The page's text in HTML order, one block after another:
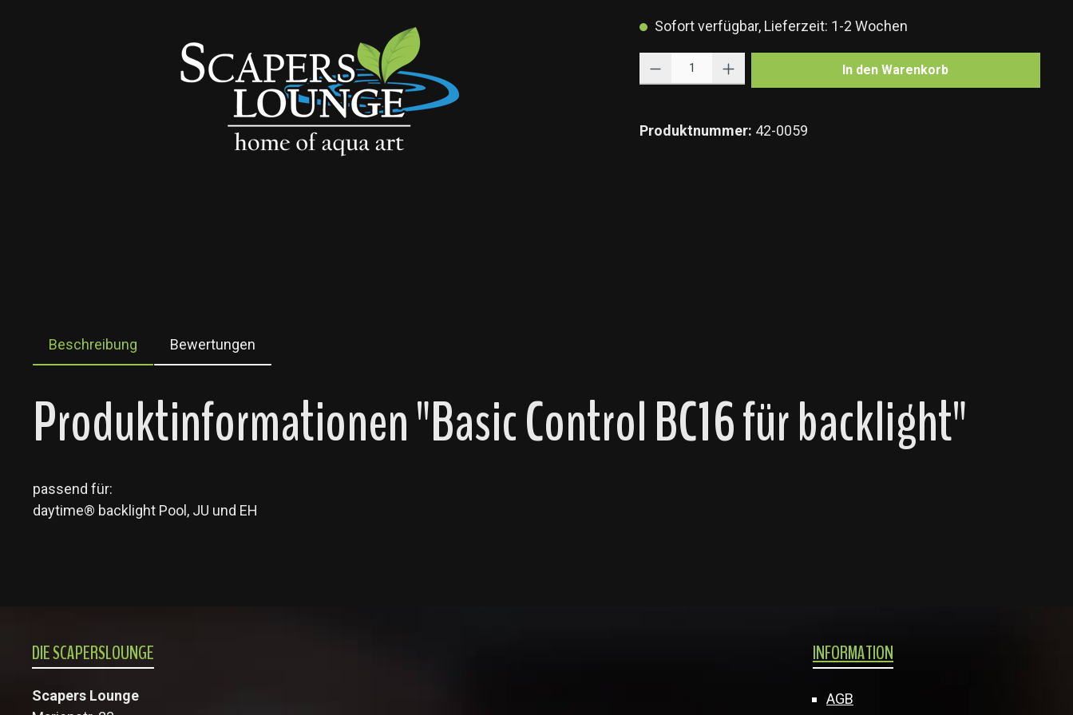
Sofort verfügbar, Lieferzeit: 1-2 Wochen
In den Warenkorb
Produktnummer: 42-0059
Beschreibung Bewertungen
Produktinformationen "Basic Control BC16 für backlight"
passend für:
daytime® backlight Pool, JU und EH
DIE SCAPERSLOUNGE
Scapers Lounge
INFORMATION
AGB